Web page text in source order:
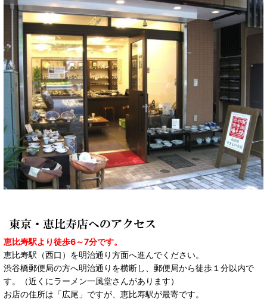
恵比寿駅より徒歩6～7分です。
恵比寿駅（西口）を明治通り方面へ進んでください。
渋谷橋郵便局の方へ明治通りを横断し、郵便局から徒歩１分以内で
す。（近くにラーメン一風堂さんがあります）
お店の住所は「広尾」ですが、恵比寿駅が最寄です。